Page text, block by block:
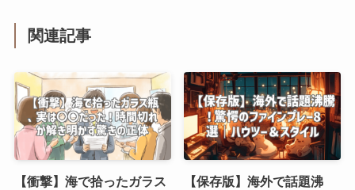
関連記事
【衝撃】海で拾ったガラス
【保存版】海外で話題沸